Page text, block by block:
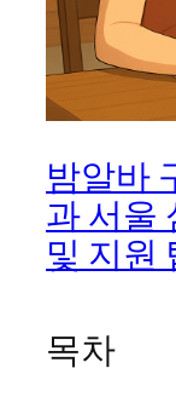
밤알바
과 서울
및 지원
목차